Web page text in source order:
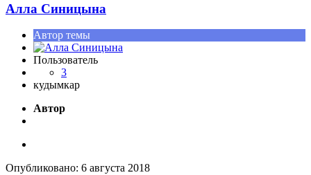
Алла Синицына
Автор темы
Пользователь
3
кудымкар
Автор
Опубликовано: 6 августа 2018